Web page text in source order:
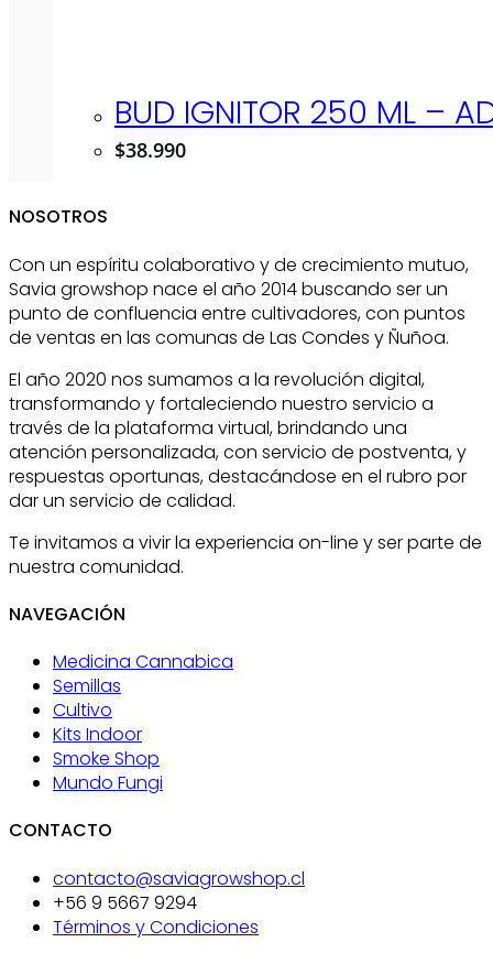
BUD IGNITOR 250 ML –
$38.990
NOSOTROS
Con un espíritu colaborativo y de crecimiento mutuo,
Savia growshop nace el año 2014 buscando ser un
punto de confluencia entre cultivadores, con puntos
de ventas en las comunas de Las Condes y Ñuñoa.
El año 2020 nos sumamos a la revolución digital,
transformando y fortaleciendo nuestro servicio a
través de la plataforma virtual, brindando una
atención personalizada, con servicio de postventa, y
respuestas oportunas, destacándose en el rubro por
dar un servicio de calidad.
Te invitamos a vivir la experiencia on-line y ser parte de
nuestra comunidad.
NAVEGACIÓN
Medicina Cannabica
Semillas
Cultivo
Kits Indoor
Smoke Shop
Mundo Fungi
CONTACTO
contacto@saviagrowshop.cl
+56 9 5667 9294
Términos y Condiciones